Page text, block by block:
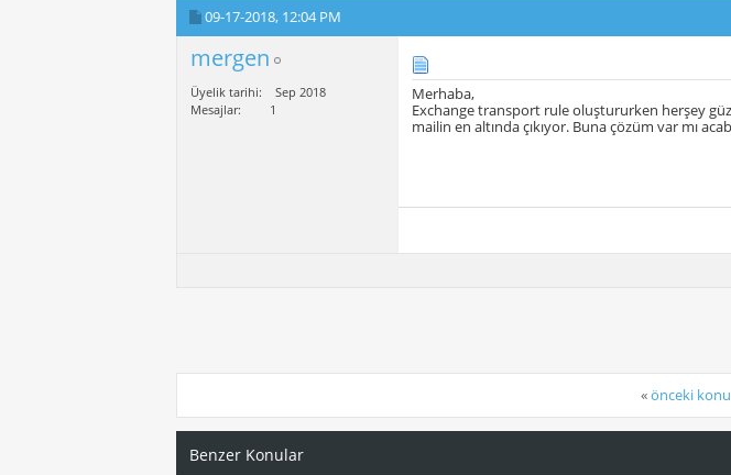
09-17-2018, 12:04 PM
mergen
Üyelik tarihi
Sep 2018
Mesajlar
1
Merhaba,
Exchange transport rule oluştururken herşey
mailin en altında çıkıyor. Buna çözüm var mı
«önceki konu
Benzer Konular